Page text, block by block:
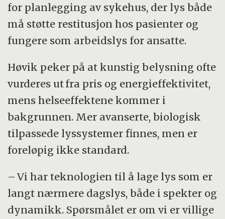
for planlegging av sykehus, der lys både
må støtte restitusjon hos pasienter og
fungere som arbeidslys for ansatte.
Høvik peker på at kunstig belysning ofte
vurderes ut fra pris og energieffektivitet,
mens helseeffektene kommer i
bakgrunnen. Mer avanserte, biologisk
tilpassede lyssystemer finnes, men er
foreløpig ikke standard.
– Vi har teknologien til å lage lys som er
langt nærmere dagslys, både i spekter og
dynamikk. Spørsmålet er om vi er villige